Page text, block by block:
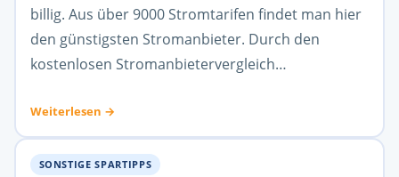
billig. Aus über 9000 Stromtarifen findet man hier
den günstigsten Stromanbieter. Durch den
kostenlosen Stromanbietervergleich…
Weiterlesen →
SONSTIGE SPARTIPPS